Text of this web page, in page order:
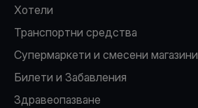
Хотели
Транспортни средства
Супермаркети и смесени магазини
Билети и Забавления
Здравеопазване